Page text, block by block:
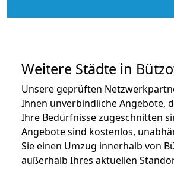
Weitere Städte in
Unsere geprüften
Ihnen unverbindliche Angebote,
Ihre Bedürfnisse zugeschnitten
Angebote sind kostenlos,
Sie einen Umzug innerhalb von
außerhalb Ihres aktuellen